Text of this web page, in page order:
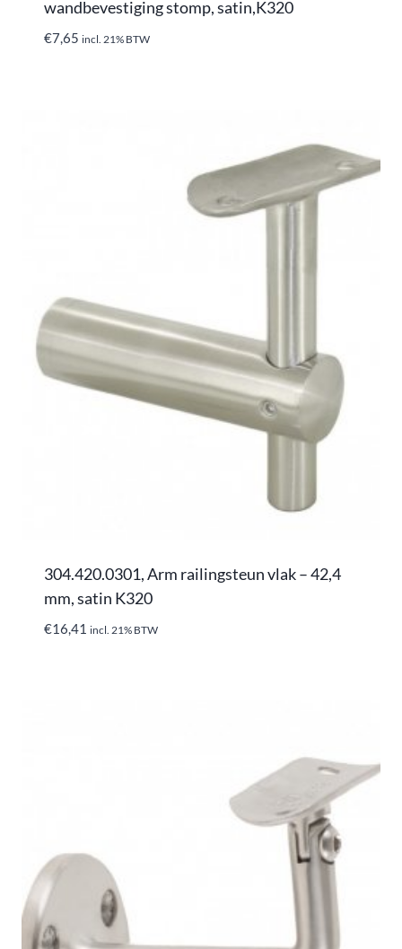
wandbevestiging stomp, satin,K320
€7,65 incl. 21% BTW
304.420.0301, Arm railingsteun vlak – 42,4
mm, satin K320
€16,41 incl. 21% BTW